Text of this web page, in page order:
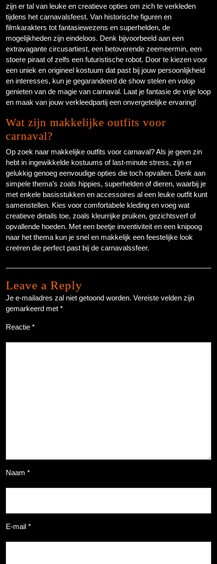
zijn er tal van leuke en creatieve opties om zich te verkleden
tijdens het carnavalsfeest. Van historische figuren en
filmkarakters tot fantasiewezens en superhelden, de
mogelijkheden zijn eindeloos. Denk bijvoorbeeld aan een
extravagante circusartiest, een betoverende zeemeermin, een
stoere piraat of zelfs een futuristische robot. Door te kiezen voor
een uniek en origineel kostuum dat past bij jouw persoonlijkheid
en interesses, kun je gegarandeerd de show stelen en volop
genieten van de magie van carnaval. Laat je fantasie de vrije loop
en maak van jouw verkleedpartij een onvergetelijke ervaring!
Wat zijn makkelijke outfits voor
carnaval?
Op zoek naar makkelijke outfits voor carnaval? Als je geen zin
hebt in ingewikkelde kostuums of last-minute stress, zijn er
gelukkig genoeg eenvoudige opties die toch opvallen. Denk aan
simpele thema’s zoals hippies, superhelden of dieren, waarbij je
met enkele basisstukken en accessoires al een leuke outfit kunt
samenstellen. Kies voor comfortabele kleding en voeg wat
creatieve details toe, zoals kleurrijke pruiken, gezichtsverf of
opvallende hoeden. Met een beetje inventiviteit en een knipoog
naar het thema kun je snel en makkelijk een feestelijke look
creëren die perfect past bij de carnavalssfeer.
Leave a Reply
Je e-mailadres zal niet getoond worden. Vereiste velden zijn
gemarkeerd met *
Reactie *
Naam *
E-mail *